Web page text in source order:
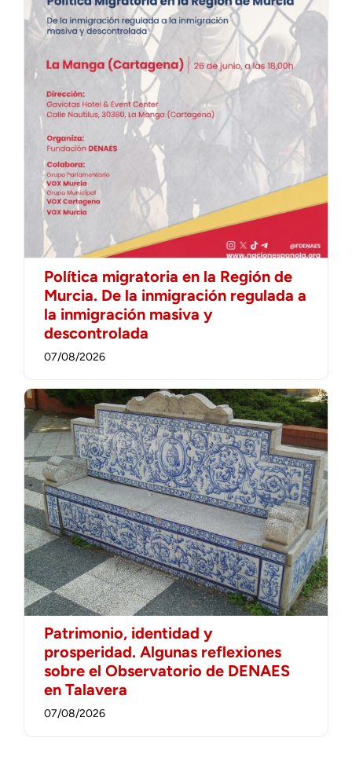
Política migratoria en la Región de
Murcia. De la inmigración regulada a
la inmigración masiva y
descontrolada
07/08/2026
Patrimonio, identidad y
prosperidad. Algunas reflexiones
sobre el Observatorio de DENAES
en Talavera
07/08/2026